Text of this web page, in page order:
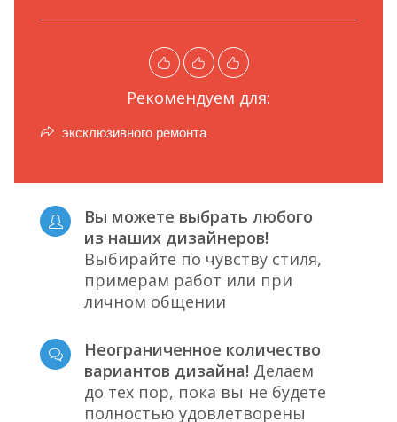
Рекомендуем для:
эксклюзивного ремонта
Вы можете выбрать любого
из наших дизайнеров!
Выбирайте по чувству стиля,
примерам работ или при
личном общении
Неограниченное количество
вариантов дизайна! Делаем
до тех пор, пока вы не будете
полностью удовлетворены